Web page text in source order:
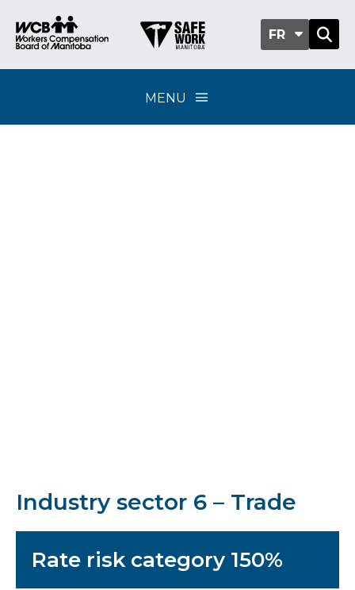
FR
MENU
Industry sector 6 – Trade
Rate risk category 150%